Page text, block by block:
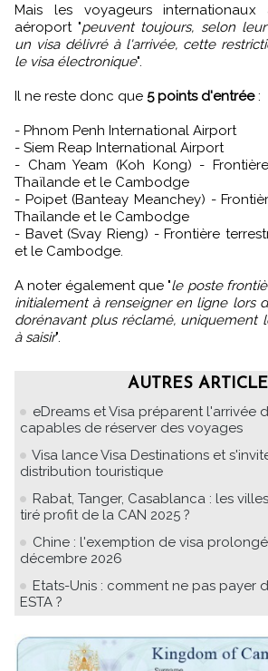
Mais les voyageurs
aéroport "peuvent toujours, selon
un visa délivré à l'arrivée, cette
le visa électronique".
Il ne reste donc que 5 points d'entrée:
- Phnom Penh International Airport
- Siem Reap International Airport
- Cham Yeam (Koh Kong) -
Thaïlande et le Cambodge
- Poipet (Banteay Meanchey) -
Thaïlande et le Cambodge
- Bavet (Svay Rieng) - Frontière
et le Cambodge.
A noter également que "le poste
initialement à renseigner en ligne lors
dorénavant plus réclamé, uniquement
à saisir".
AUTRES
eDreams et Visa préparent l'arrivée
capables de réserver des voyages
Visa lance Visa Destinations et
distribution touristique
Rabat, Tanger, Casablanca : les
tiré profit de la CAN 2025 ?
Chine : l'exemption de visa
décembre 2026
Etats-Unis : comment ne pas payer
ESTA ?